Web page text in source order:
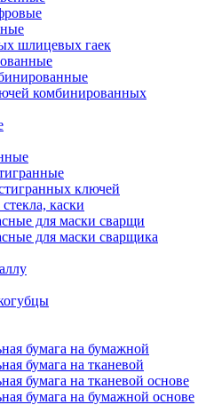
шлицевых гаек
комбинированных
ключей
каски
для маски сварщи
для маски сварщика
бумага на бумажной
бумага на тканевой
бумага на тканевой основе
бумага на бумажной основе